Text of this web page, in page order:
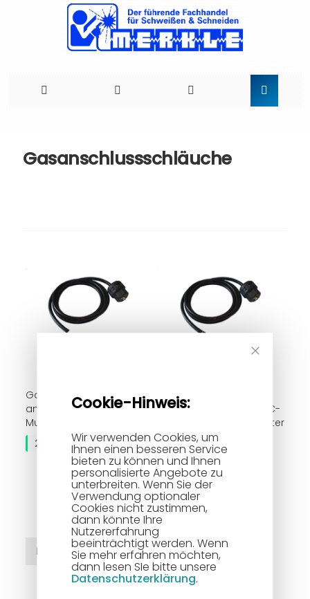
Cookie-Hinweis:
Wir verwenden Cookies, um
Ihnen einen besseren Service
bieten zu können und Ihnen
personalisierte Angebote zu
unterbreiten. Wenn Sie der
Verwendung optionaler
Cookies nicht zustimmen,
dann könnte Ihre
Nutzererfahrung
beeinträchtigt werden. Wenn
Sie mehr erfahren möchten,
dann lesen SIe bitte unsere
Datenschutzerklärung.
zumGasanschlussschläuche
Gasanschlußschlauch
anschlussfertig inkl. PVC-
Mutter 1,5-20 mtr. lang
22,90 €
In den Warenkorb
Gasanschlußschlauch
anschlussfertig inkl. PVC-
Mutter mit Messingmutter
1/4" rechts, 1,5-20 mtr.
lang
Bewertung:
100%
2Bewertungen
27,90 €
In den Warenkorb